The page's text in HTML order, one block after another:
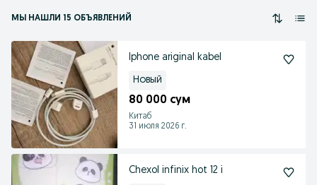
МЫ НАШЛИ 15 ОБЪЯВЛЕНИЙ
Iphone ariginal kabel
Новый
80 000 сум
Китаб
31 июля 2026 г.
Chexol infinix hot 12 i